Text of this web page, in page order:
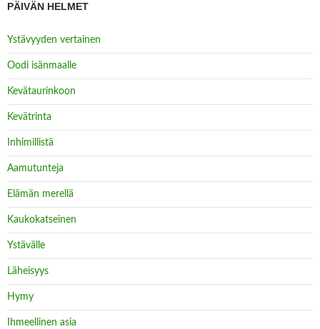
PÄIVÄN HELMET
Ystävyyden vertainen
Oodi isänmaalle
Kevätaurinkoon
Kevätrinta
Inhimillistä
Aamutunteja
Elämän merellä
Kaukokatseinen
Ystävälle
Läheisyys
Hymy
Ihmeellinen asia